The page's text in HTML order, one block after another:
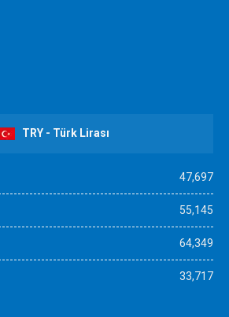
TRY - Türk Lirası
47,697
55,145
64,349
33,717